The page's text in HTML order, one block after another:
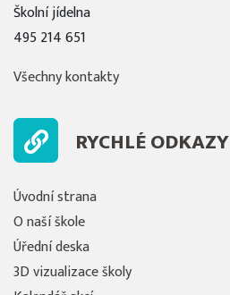
Školní jídelna
495 214 651
Všechny kontakty
RYCHLÉ ODKAZY
Úvodní strana
O naší škole
Úřední deska
3D vizualizace školy